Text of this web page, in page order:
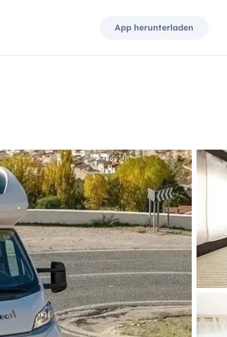
App herunterladen